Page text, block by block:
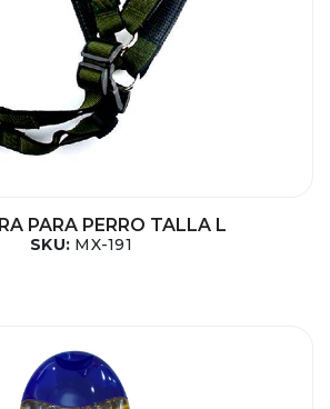
PARA PERRO TALLA L
SKU: MX-191